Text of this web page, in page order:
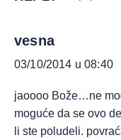
vesna
03/10/2014 u 08:40
jaoooo Bože…ne
moguće da se ovo
li ste poludeli.